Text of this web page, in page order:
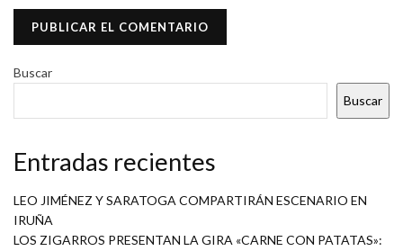
Buscar
Buscar
Entradas recientes
LEO JIMÉNEZ Y SARATOGA COMPARTIRÁN ESCENARIO EN
IRUÑA
LOS ZIGARROS PRESENTAN LA GIRA «CARNE CON PATATAS»: